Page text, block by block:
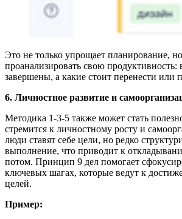
Это не только упрощает планирование,
проанализировать свою продуктивность:
завершены, а какие стоит перенести или
6. Личностное развитие и
Методика 1-3-5 также может стать
стремится к личностному росту и
люди ставят себе цели, но редко
выполнение, что приводит к
потом. Принцип 9 дел помогает
ключевых шагах, которые ведут к
целей.
Пример: